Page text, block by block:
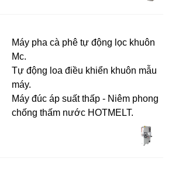
Máy pha cà phê tự động lọc khuôn
Mc.
Tự động loa điều khiển khuôn mẫu
máy.
Máy đúc áp suất thấp - Niêm phong
chống thấm nước HOTMELT.